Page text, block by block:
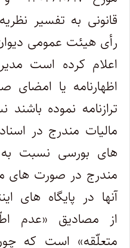
قانونی به تفسیر
رأی هیئت عمومی
اعلام کرده است
اظهارنامه یا
ترازنامه نموده
مالیات مندرج در
های بورسی نسبت به
مندرج در صورت های
آنها در پایگاه های
از مصادیق «عدم
متعلّقه» است که